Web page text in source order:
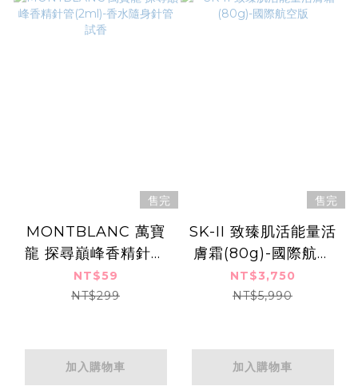
售完
MONTBLANC 萬寶
龍 探尋巔峰香精針管
(2ml)-香水隨身針管
試香
NT$59
NT$299
加入購物車
售完
SK-II 致臻肌活能量活
膚霜(80g)-國際航空
版
NT$3,750
NT$5,990
加入購物車